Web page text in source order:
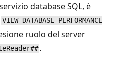
database SQL, è
VIEW DATABASE PERFORMANCE
ruolo del server
.